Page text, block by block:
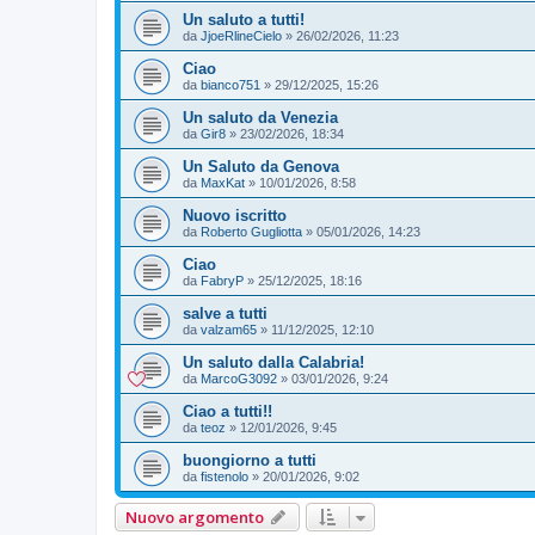
Un saluto a tutti!
da JjoeRlineCielo » 26/02/2026, 11:23
Ciao
da bianco751 » 29/12/2025, 15:26
Un saluto da Venezia
da Gir8 » 23/02/2026, 18:34
Un Saluto da Genova
da MaxKat » 10/01/2026, 8:58
Nuovo iscritto
da Roberto Gugliotta » 05/01/2026, 14:23
Ciao
da FabryP » 25/12/2025, 18:16
salve a tutti
da valzam65 » 11/12/2025, 12:10
Un saluto dalla Calabria!
da MarcoG3092 » 03/01/2026, 9:24
Ciao a tutti!!
da teoz » 12/01/2026, 9:45
buongiorno a tutti
da fistenolo » 20/01/2026, 9:02
Nuovo argomento